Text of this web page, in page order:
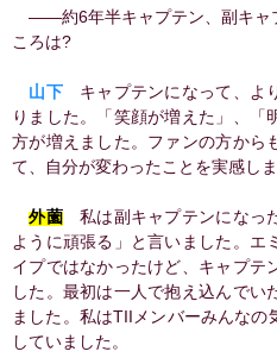
――約6年半キャプテン、副キャ
ころは?
山下キャプテンになって、よ
りました。「笑顔が増えた」、「
方が増えました。ファンの方から
て、自分が変わったことを実感しま
外薗私は副キャプテンになっ
ように頑張る」と言いました。エ
イプではなかったけど、キャプテ
した。最初は一人で抱え込んで
ました。私はTIIメンバーみんな
していました。